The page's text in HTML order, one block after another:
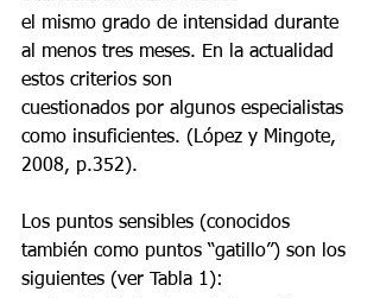
el mismo grado de intensidad durante
al menos tres meses. En la actualidad
estos criterios son
cuestionados por algunos especialistas
como insuficientes. (López y Mingote,
2008, p.352).
Los puntos sensibles (conocidos
también como puntos “gatillo”) son los
siguientes (ver Tabla 1):